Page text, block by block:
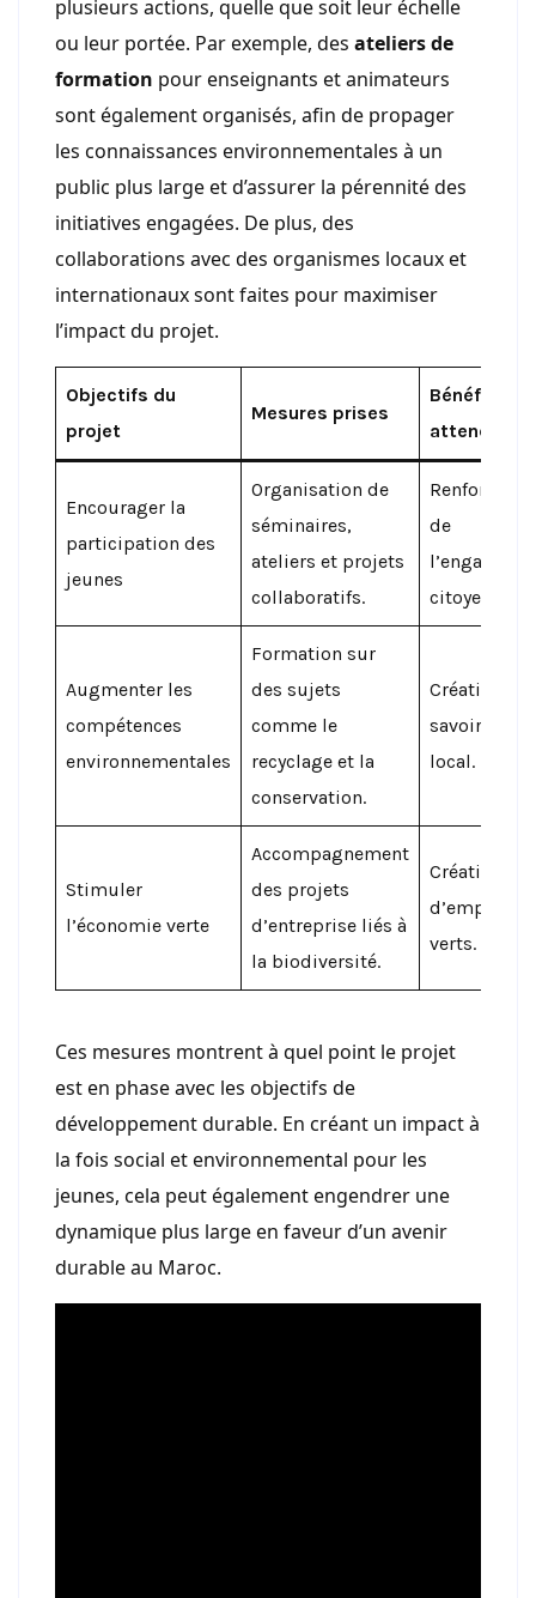
plusieurs actions, quelle que soit leur échelle
ou leur portée. Par exemple, des ateliers de
formation pour enseignants et animateurs
sont également organisés, afin de propager
les connaissances environnementales à un
public plus large et d’assurer la pérennité des
initiatives engagées. De plus, des
collaborations avec des organismes locaux et
internationaux sont faites pour maximiser
l’impact du projet.
Objectifs du
projet
Mesures prises
Bénéfices
attendus
Encourager la
participation des
jeunes
Organisation de
séminaires,
ateliers et projets
collaboratifs.
de
citoyen.
Augmenter les
compétences
environnementales
Formation sur
des sujets
comme le
recyclage et la
conservation.
Création
savoir-faire
local.
Stimuler
l’économie verte
Accompagnement
des projets
d’entreprise liés à
la biodiversité.
Création
d’emplois
verts.
Ces mesures montrent à quel point le projet
est en phase avec les objectifs de
développement durable. En créant un impact à
la fois social et environnemental pour les
jeunes, cela peut également engendrer une
dynamique plus large en faveur d’un avenir
durable au Maroc.